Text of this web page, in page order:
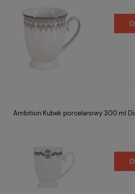
Ambition Kubek porcelanowy 300 ml